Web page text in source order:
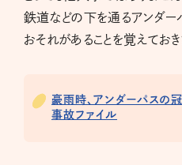
鉄道などの下を通るアンダー
おそれがあることを覚えておき
豪雨時、アンダーパスの
事故ファイル